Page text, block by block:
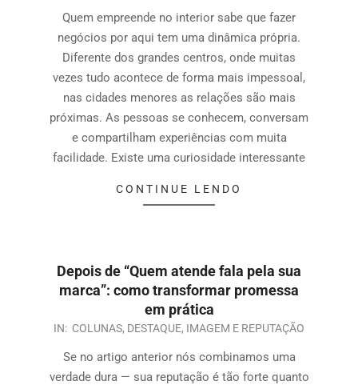
Quem empreende no interior sabe que fazer
negócios por aqui tem uma dinâmica própria.
Diferente dos grandes centros, onde muitas
vezes tudo acontece de forma mais impessoal,
nas cidades menores as relações são mais
próximas. As pessoas se conhecem, conversam
e compartilham experiências com muita
facilidade. Existe uma curiosidade interessante
CONTINUE LENDO
Depois de “Quem atende fala pela sua
marca”: como transformar promessa
em prática
IN: COLUNAS, DESTAQUE, IMAGEM E REPUTAÇÃO
Se no artigo anterior nós combinamos uma
verdade dura — sua reputação é tão forte quanto